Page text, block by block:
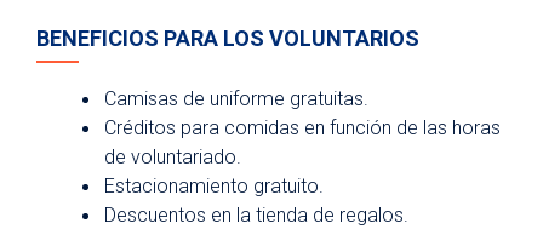
BENEFICIOS PARA LOS VOLUNTARIOS
Camisas de uniforme gratuitas.
Créditos para comidas en función de las horas
de voluntariado.
Estacionamiento gratuito.
Descuentos en la tienda de regalos.